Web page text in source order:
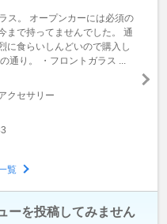
ス。 オープンカーには必須の
まで持ってませんでした。 通
に食らいしんどいので購入し
通り。 ・フロントガラス ...
クセサリー
覧
ーを投稿してみません